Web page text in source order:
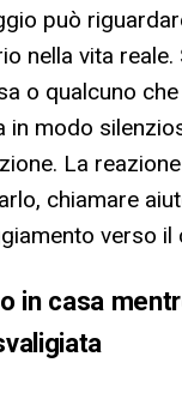
può
nella vita
o qualcuno
in modo
La
chiamare
verso il
in casa